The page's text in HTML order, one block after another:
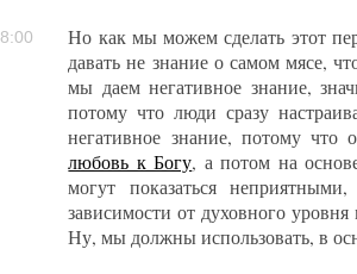
Но как мы можем сделать этот
давать не знание о самом мясе,
мы даем негативное знание,
потому что люди сразу
негативное знание, потому что
любовь к Богу, а потом на
могут показаться
зависимости от духовного
Ну, мы должны использовать, в